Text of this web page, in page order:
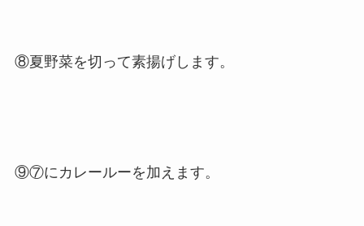
⑧夏野菜を切って素揚げします。
⑨⑦にカレールーを加えます。